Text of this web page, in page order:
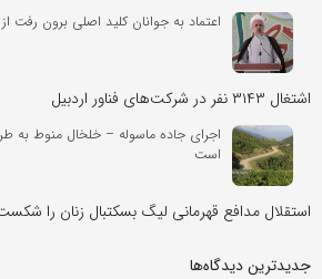
اعتماد به جوانان کلید اصلی برون
اشتغال ۳۱۴۳ نفر در شرکت‌های فناور اردبیل
اجرای جاده ماسوله – خلخال منوط به
است
استقلال مدافع قهرمانی لیگ بسکتبال زنان را
جدیدترین دیدگاه‌‌ها